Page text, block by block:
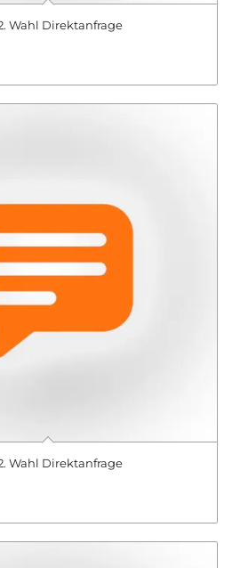
Wahl Direktanfrage
Wahl Direktanfrage